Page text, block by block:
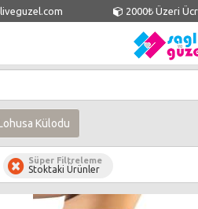
2000₺ Üzeri
Külodu
Süper Filtreleme
Stoktaki Ürünler